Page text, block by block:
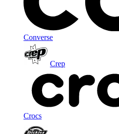
Converse
Crep
Crocs